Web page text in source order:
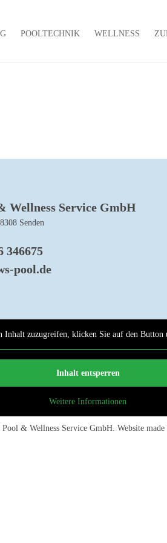
POOLTECHNIK WELLNESS
Wellness Service GmbH
Senden
346675
pool.de
Inhalt zuzugreifen, klicken Sie auf den Button
Inhalt entsperren
Weitere Informationen
Pool & Wellness Service GmbH. Website made